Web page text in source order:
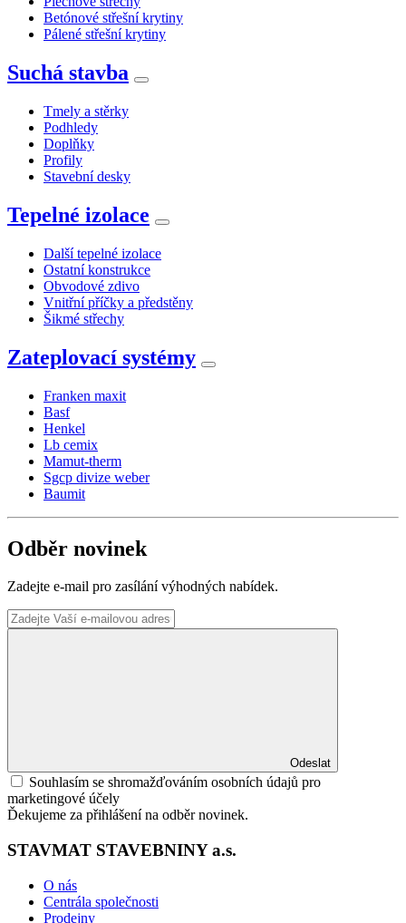
Betónové střešní krytiny
Pálené střešní krytiny
Suchá stavba
Tmely a stěrky
Podhledy
Doplňky
Profily
Stavební desky
Tepelné izolace
Další tepelné izolace
Ostatní konstrukce
Obvodové zdivo
Vnitřní příčky a předstěny
Šikmé střechy
Zateplovací systémy
Franken maxit
Basf
Henkel
Lb cemix
Mamut-therm
Sgcp divize weber
Baumit
Odběr novinek
Zadejte e-mail pro zasílání výhodných nabídek.
Odeslat
Souhlasím se shromažďováním osobních údajů pro
marketingové účely
Ďekujeme za přihlášení na odběr novinek.
STAVMAT STAVEBNINY a.s.
O nás
Centrála společnosti
Prodejny